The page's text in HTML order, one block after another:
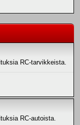
RC-tarvikkeista.
RC-autoista.